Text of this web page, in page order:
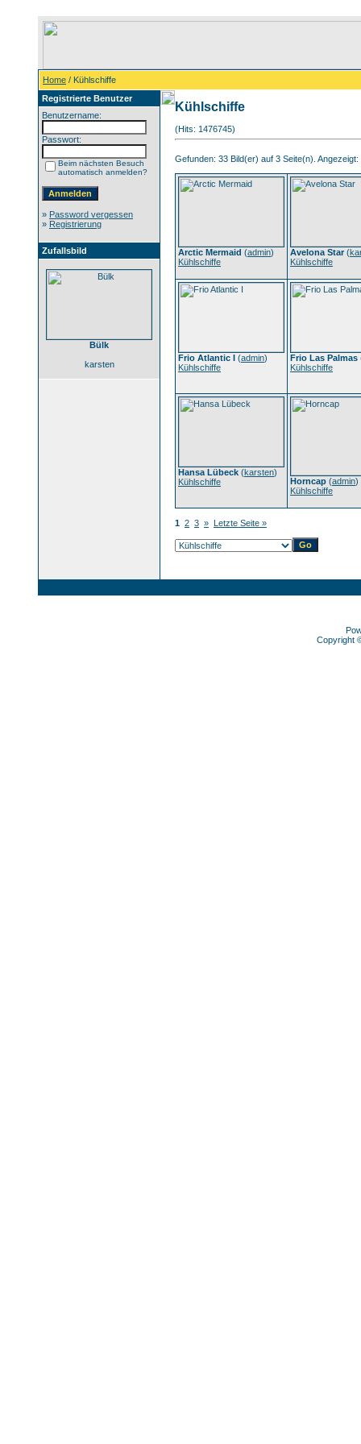
Home / Kühlschiffe
Registrierte Benutzer
Benutzername:
Passwort:
Beim nächsten Besuch
automatisch anmelden?
» Password vergessen
» Registrierung
Zufallsbild
Bülk
karsten
Kühlschiffe
(Hits: 1476745)
Gefunden: 33 Bild(er) auf 3 Seite(n). Angezeigt:
Arctic Mermaid (admin)
Kühlschiffe
Avelona Star(
Kühlschiffe
Frio Atlantic I (admin)
Kühlschiffe
Frio Las Palmas
Kühlschiffe
Hansa Lübeck (karsten)
Kühlschiffe
Horncap (admin)
Kühlschiffe
1 2 3 » Letzte Seite »
Copyright